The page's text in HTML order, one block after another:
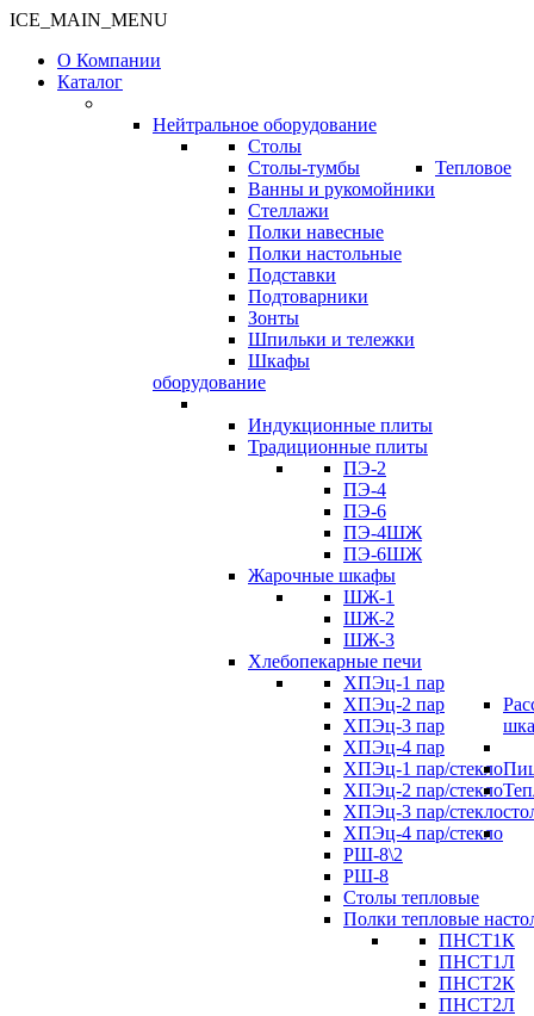
ICE_MAIN_MENU
О Компании
Каталог
Нейтральное оборудование
Столы
Столы-тумбы
Ванны и рукомойники
Стеллажи
Полки навесные
Полки настольные
Подставки
Подтоварники
Зонты
Шпильки и тележки
Шкафы
Тепловое
оборудование
Индукционные плиты
Традиционные плиты
ПЭ-2
ПЭ-4
ПЭ-6
ПЭ-4ШЖ
ПЭ-6ШЖ
Жарочные шкафы
ШЖ-1
ШЖ-2
ШЖ-3
Хлебопекарные печи
ХПЭц-1 пар
ХПЭц-2 пар
ХПЭц-3 пар
ХПЭц-4 пар
ХПЭц-1 пар/стекло
ХПЭц-2 пар/стекло
ХПЭц-3 пар/стекло
ХПЭц-4 пар/стекло
РШ-8\2
РШ-8
Столы тепловые
Полки тепловые
ПНСТ1К
ПНСТ1Л
ПНСТ2К
ПНСТ2Л